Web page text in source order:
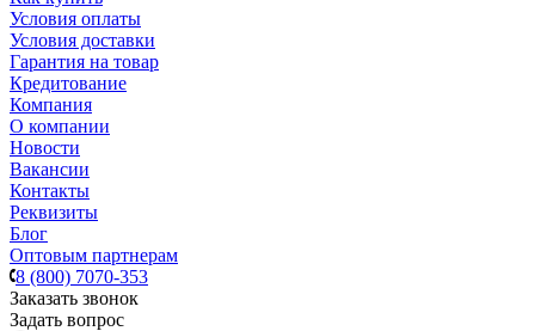
Условия оплаты
Условия доставки
Гарантия на товар
Кредитование
Компания
О компании
Новости
Вакансии
Контакты
Реквизиты
Блог
Оптовым партнерам
8 (800) 7070-353
Заказать звонок
Задать вопрос